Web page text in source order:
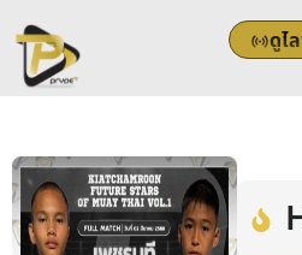
to
content
ดูไ